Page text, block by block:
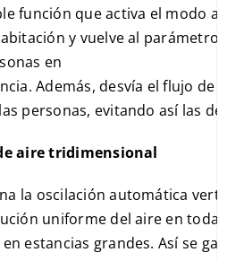
función que activa el modo
y vuelve al parámetro
en
Además, desvía el flujo de
personas, evitando así las
aire tridimensional
la oscilación automática
uniforme del aire en toda la
estancias grandes. Así se